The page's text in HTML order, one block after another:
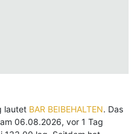
lautet BAR BEIBEHALTEN. Das
06.08.2026, vor 1 Tag